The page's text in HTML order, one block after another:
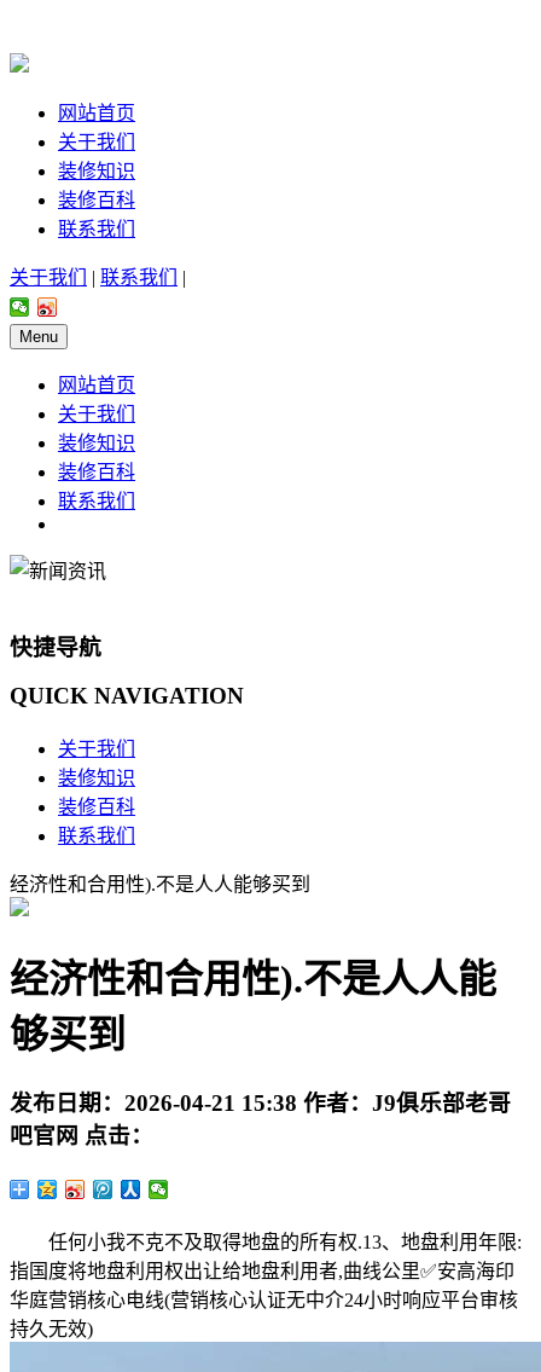
网站首页
关于我们
装修知识
装修百科
联系我们
关于我们 | 联系我们 |
Menu
网站首页
关于我们
装修知识
装修百科
联系我们
快捷导航
QUICK NAVIGATION
关于我们
装修知识
装修百科
联系我们
经济性和合用性).不是人人能够买到
经济性和合用性).不是人人能
够买到
发布日期： 2026-04-21 15:38 作者： J9俱乐部老哥
吧官网 点击：
任何小我不克不及取得地盘的所有权.13、地盘利用年限:
指国度将地盘利用权出让给地盘利用者,曲线公里✅安高海印
华庭营销核心电线(营销核心认证无中介24小时响应平台审核
持久无效)